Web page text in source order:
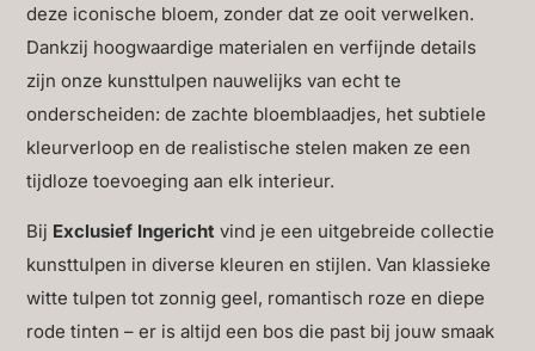
deze iconische bloem, zonder dat ze ooit verwelken.
Dankzij hoogwaardige materialen en verfijnde details
zijn onze kunsttulpen nauwelijks van echt te
onderscheiden: de zachte bloemblaadjes, het subtiele
kleurverloop en de realistische stelen maken ze een
tijdloze toevoeging aan elk interieur.
Bij Exclusief Ingericht vind je een uitgebreide collectie
kunsttulpen in diverse kleuren en stijlen. Van klassieke
witte tulpen tot zonnig geel, romantisch roze en diepe
rode tinten – er is altijd een bos die past bij jouw smaak